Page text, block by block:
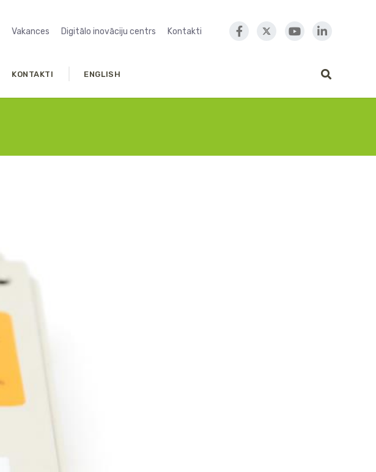
Vakances Digitālo inovāciju centrs Kontakti
KONTAKTI ENGLISH